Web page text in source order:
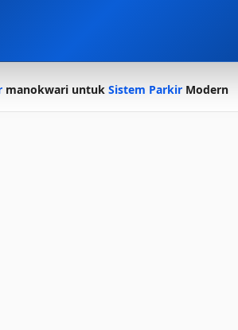
manokwari untuk Sistem Parkir Modern